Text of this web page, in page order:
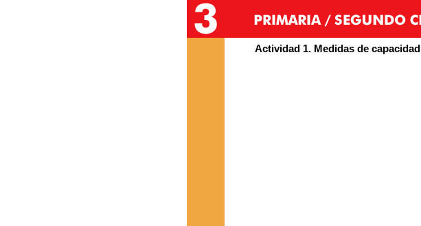
Actividad 1. Medidas de capacidad